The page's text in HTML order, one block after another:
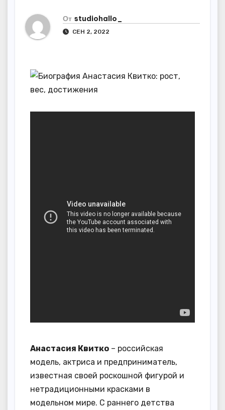
От studiohallo_
СЕН 2, 2022
Анастасия Квитко – российская
модель, актриса и предприниматель,
известная своей роскошной фигурой и
нетрадиционными красками в
модельном мире. С раннего детства